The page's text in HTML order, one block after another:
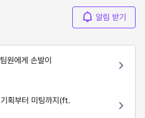
알림 받기
원에게 손발이
획부터 미팅까지(ft.